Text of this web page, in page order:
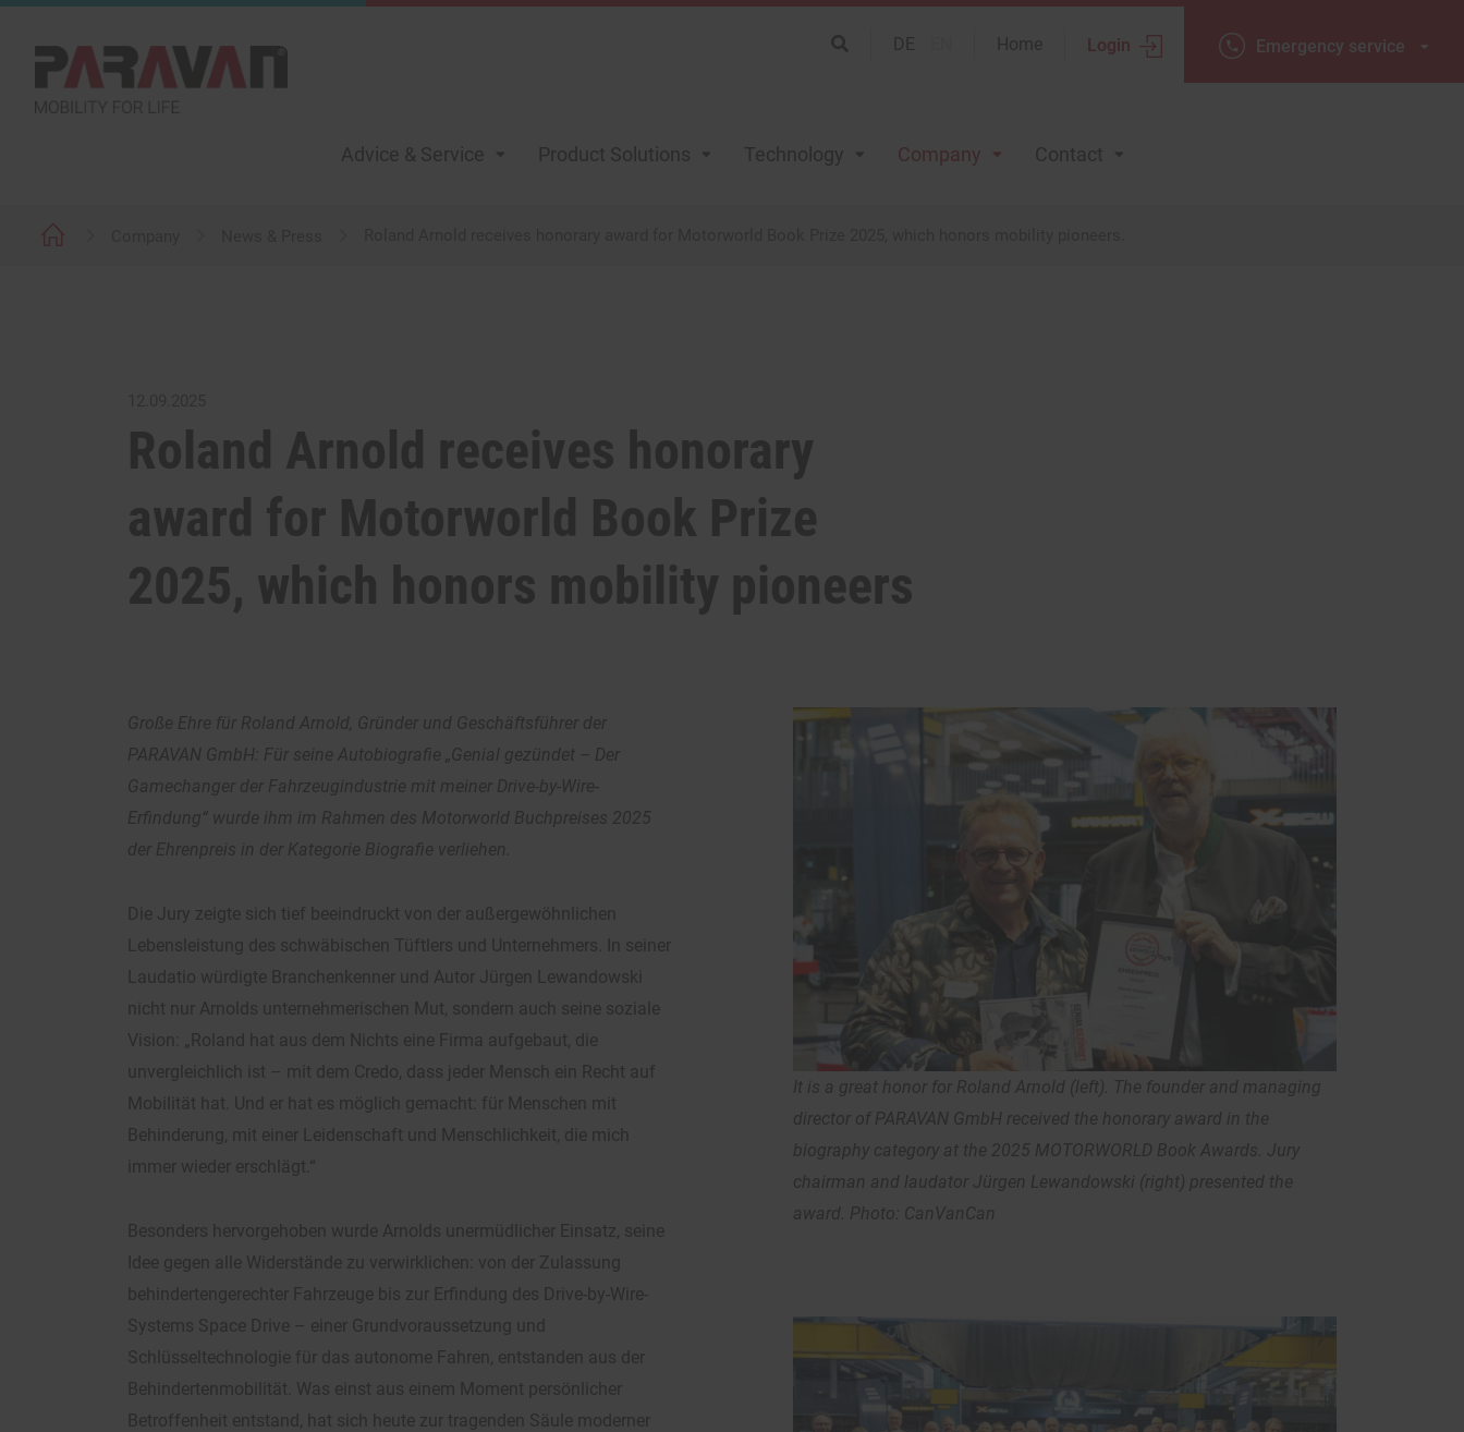
DE Home Login Emergency service
Emergency service
Advice & Service Product Solutions Technology Company Contact
Roland Arnold receives honorary
award for Motorworld Book Prize
2025, which honors mobility pioneers
Große Ehre für Roland Arnold, Gründer und Geschäftsführer der
PARAVAN GmbH: Für seine Autobiografie „Genial gezündet – Der
Gamechanger der Fahrzeugindustrie mit meiner Drive-by-Wire-
Erfindung“ wurde ihm im Rahmen des Motorworld Buchpreises 2025
der Ehrenpreis in der Kategorie Biografie verliehen.
Die Jury zeigte sich tief beeindruckt von der außergewöhnlichen
Lebensleistung des schwäbischen Tüftlers und Unternehmers. In seiner
Laudatio würdigte Branchenkenner und Autor Jürgen Lewandowski
nicht nur Arnolds unternehmerischen Mut, sondern auch seine soziale
Vision: „Roland hat aus dem Nichts eine Firma aufgebaut, die
unvergleichlich ist – mit dem Credo, dass jeder Mensch ein Recht auf
Mobilität hat. Und er hat es möglich gemacht: für Menschen mit
Behinderung, mit einer Leidenschaft und Menschlichkeit, die mich
immer wieder erschlägt.“
Besonders hervorgehoben wurde Arnolds unermüdlicher Einsatz, seine
Idee gegen alle Widerstände zu verwirklichen: von der Zulassung
behindertengerechter Fahrzeuge bis zur Erfindung des Drive-by-Wire-
Systems Space Drive – einer Grundvoraussetzung und
Schlüsseltechnologie für das autonome Fahren, entstanden aus der
Behindertenmobilität. Was einst aus einem Moment persönlicher
Betroffenheit entstand, hat sich heute zur tragenden Säule moderner
It is a great honor for Roland Arnold (left). The founder and managing
director of PARAVAN GmbH received the honorary award in the
biography category at the 2025 MOTORWORLD Book Awards. Jury
chairman and laudator Jürgen Lewandowski (right) presented the
award. Photo: CanVanCan